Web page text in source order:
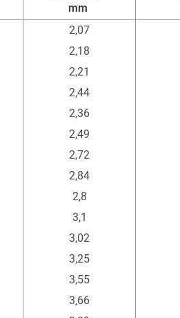
mm
Außen-Ø
2,07
2,18
2,21
2,44
2,36
2,49
2,72
2,84
2,8
3,1
3,02
3,25
3,55
3,66